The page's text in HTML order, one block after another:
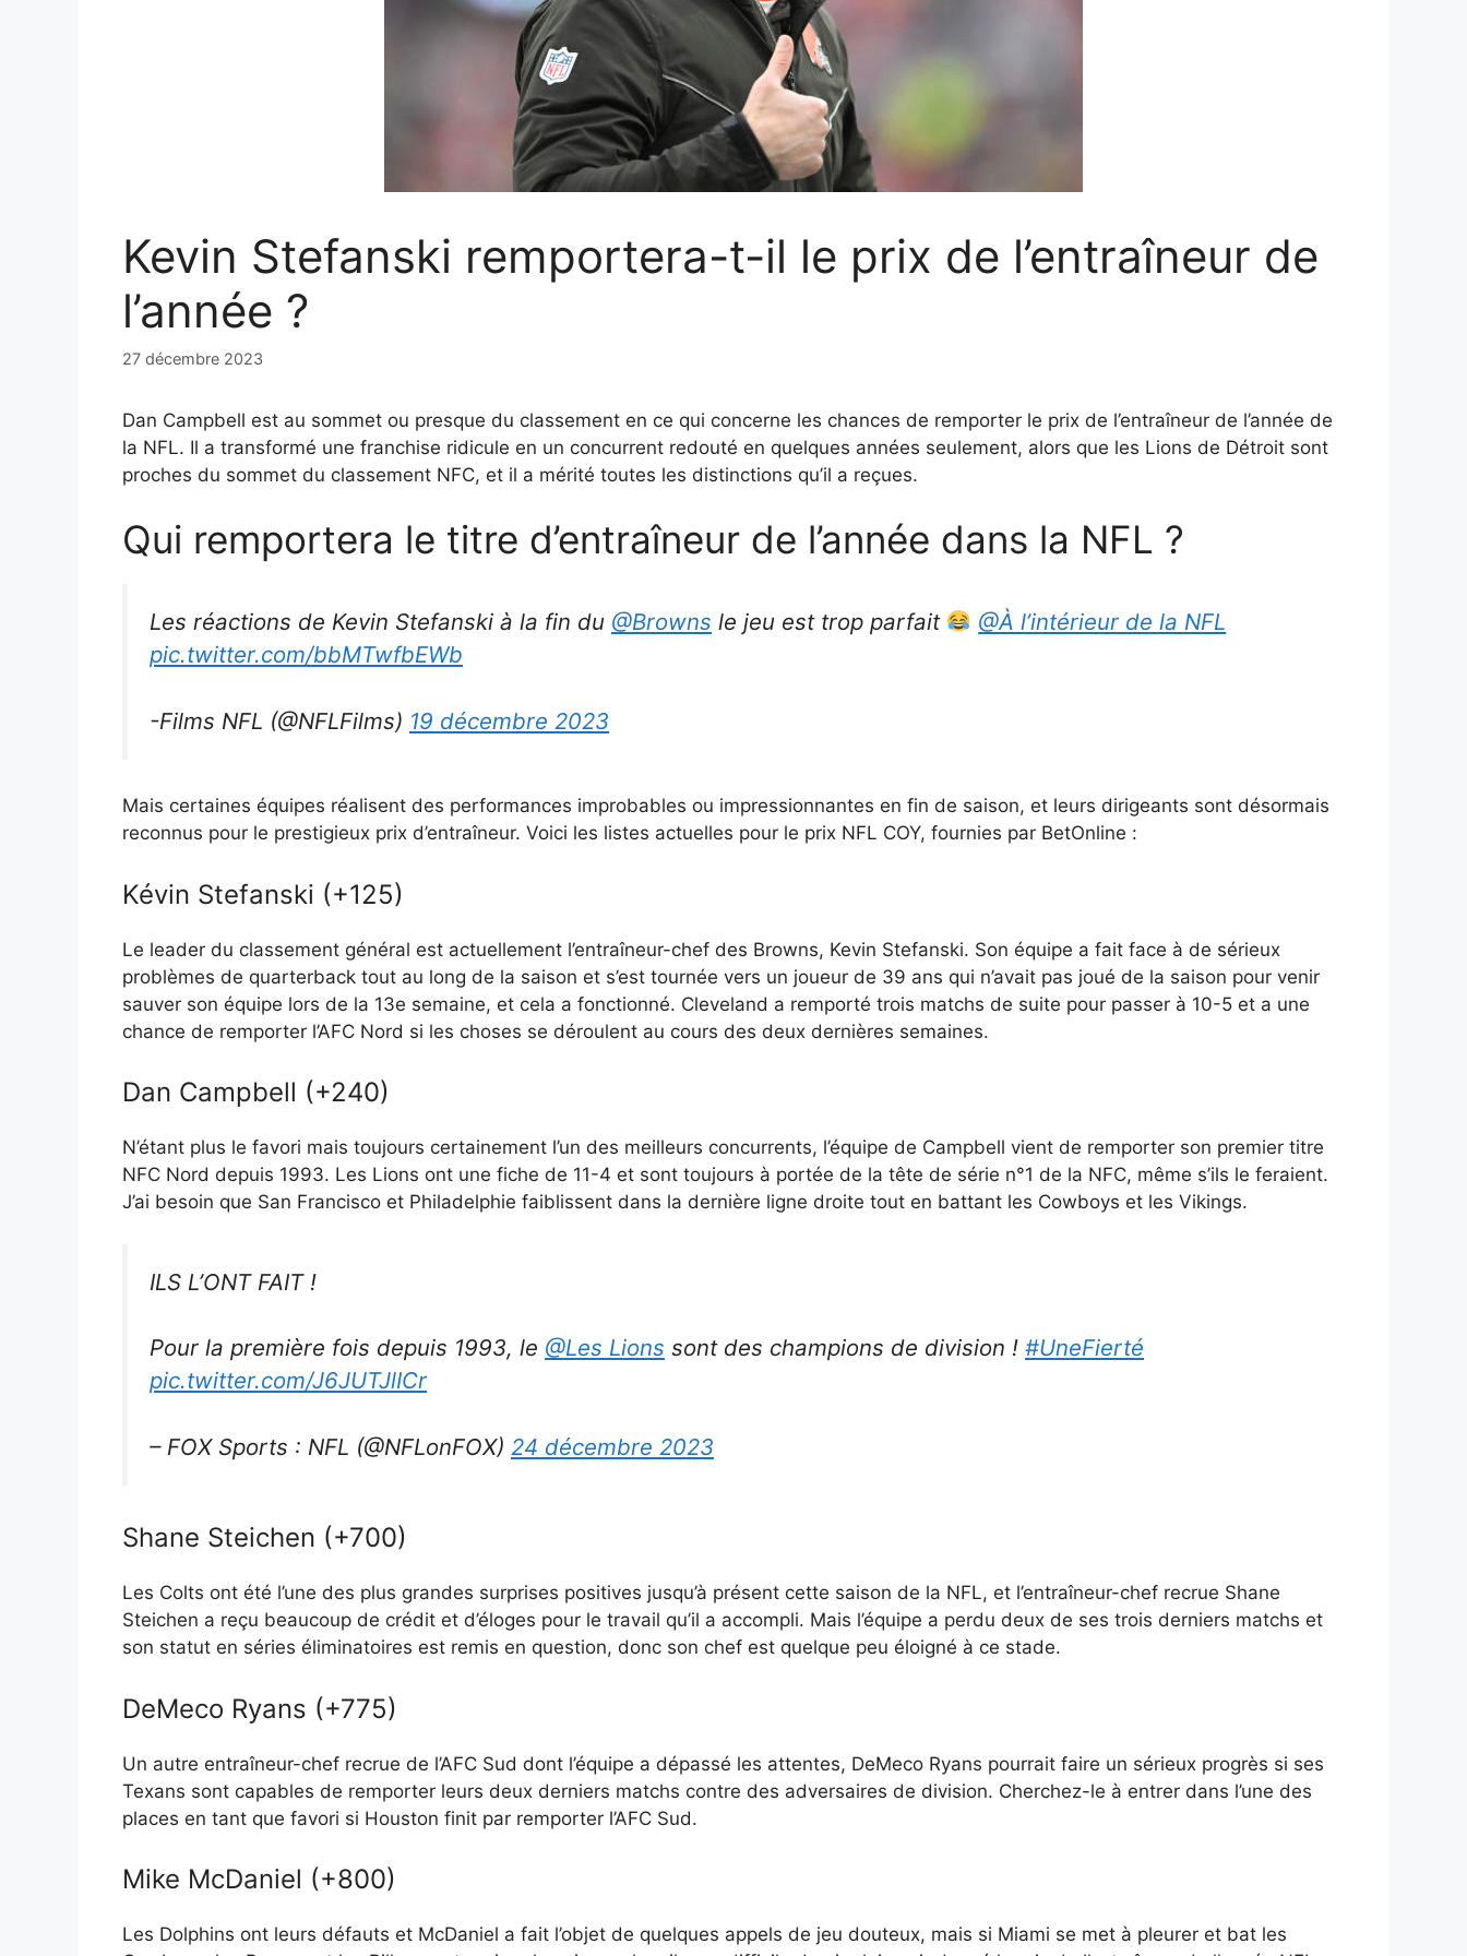
Kevin Stefanski remportera-t-il le prix de l’entraîneur de
l’année ?
27 décembre 2023
Dan Campbell est au sommet ou presque du classement en ce qui concerne les chances de remporter le prix de l’entraîneur de l’année de
la NFL. Il a transformé une franchise ridicule en un concurrent redouté en quelques années seulement, alors que les Lions de Détroit sont
proches du sommet du classement NFC, et il a mérité toutes les distinctions qu’il a reçues.
Qui remportera le titre d’entraîneur de l’année dans la NFL ?
Les réactions de Kevin Stefanski à la fin du @Browns le jeu est trop parfait
@À l’intérieur de la NFL
pic.twitter.com/bbMTwfbEWb
-Films NFL (@NFLFilms) 19 décembre 2023
Mais certaines équipes réalisent des performances improbables ou impressionnantes en fin de saison, et leurs dirigeants sont désormais
reconnus pour le prestigieux prix d’entraîneur. Voici les listes actuelles pour le prix NFL COY, fournies par BetOnline :
Kévin Stefanski (+125)
Le leader du classement général est actuellement l’entraîneur-chef des Browns, Kevin Stefanski. Son équipe a fait face à de sérieux
problèmes de quarterback tout au long de la saison et s’est tournée vers un joueur de 39 ans qui n’avait pas joué de la saison pour venir
sauver son équipe lors de la 13e semaine, et cela a fonctionné. Cleveland a remporté trois matchs de suite pour passer à 10-5 et a une
chance de remporter l’AFC Nord si les choses se déroulent au cours des deux dernières semaines.
Dan Campbell (+240)
N’étant plus le favori mais toujours certainement l’un des meilleurs concurrents, l’équipe de Campbell vient de remporter son premier titre
NFC Nord depuis 1993. Les Lions ont une fiche de 11-4 et sont toujours à portée de la tête de série n°1 de la NFC, même s’ils le feraient.
J’ai besoin que San Francisco et Philadelphie faiblissent dans la dernière ligne droite tout en battant les Cowboys et les Vikings.
ILS L’ONT FAIT !
Pour la première fois depuis 1993, le @Les Lions sont des champions de division ! #UneFierté
pic.twitter.com/J6JUTJlICr
– FOX Sports : NFL (@NFLonFOX) 24 décembre 2023
Shane Steichen (+700)
Les Colts ont été l’une des plus grandes surprises positives jusqu’à présent cette saison de la NFL, et l’entraîneur-chef recrue Shane
Steichen a reçu beaucoup de crédit et d’éloges pour le travail qu’il a accompli. Mais l’équipe a perdu deux de ses trois derniers matchs et
son statut en séries éliminatoires est remis en question, donc son chef est quelque peu éloigné à ce stade.
DeMeco Ryans (+775)
Un autre entraîneur-chef recrue de l’AFC Sud dont l’équipe a dépassé les attentes, DeMeco Ryans pourrait faire un sérieux progrès si ses
Texans sont capables de remporter leurs deux derniers matchs contre des adversaires de division. Cherchez-le à entrer dans l’une des
places en tant que favori si Houston finit par remporter l’AFC Sud.
Mike McDaniel (+800)
Les Dolphins ont leurs défauts et McDaniel a fait l’objet de quelques appels de jeu douteux, mais si Miami se met à pleurer et bat les